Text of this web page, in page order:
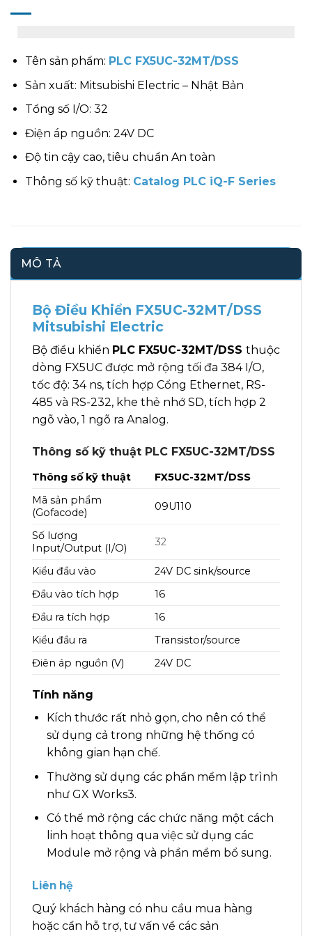
Tên sản phẩm: PLC FX5UC-32MT/DSS
Sản xuất: Mitsubishi Electric – Nhật Bản
Tổng số I/O: 32
Điện áp nguồn: 24V DC
Độ tin cậy cao, tiêu chuẩn An toàn
Thông số kỹ thuật: Catalog PLC iQ-F Series
MÔ TẢ
Bộ Điều Khiển FX5UC-32MT/DSS
Mitsubishi Electric
Bộ điều khiển PLC FX5UC-32MT/DSS thuộc
dòng FX5UC được mở rộng tối đa 384 I/O,
tốc độ: 34 ns, tích hợp Cổng Ethernet, RS-
485 và RS-232, khe thẻ nhớ SD, tích hợp 2
ngõ vào, 1 ngõ ra Analog.
Thông số kỹ thuật PLC FX5UC-32MT/DSS
Thông số kỹ thuật
FX5UC-32MT/DSS
Mã sản phẩm
(Gofacode)
09U110
Số lượng
Input/Output (I/O)
32
Kiểu đầu vào
24V DC sink/source
Đầu vào tích hợp
16
Đầu ra tích hợp
16
Kiểu đầu ra
Transistor/source
Điên áp nguồn (V)
24V DC
Tính năng
Kích thước rất nhỏ gọn, cho nên có thể
sử dụng cả trong những hệ thống có
không gian hạn chế.
Thường sử dụng các phần mềm lập trình
như GX Works3.
Có thể mở rộng các chức năng một cách
linh hoạt thông qua việc sử dụng các
Module mở rộng và phần mềm bổ sung.
Liên hệ
Quý khách hàng có nhu cầu mua hàng
hoặc cần hỗ trợ, tư vấn về các sản